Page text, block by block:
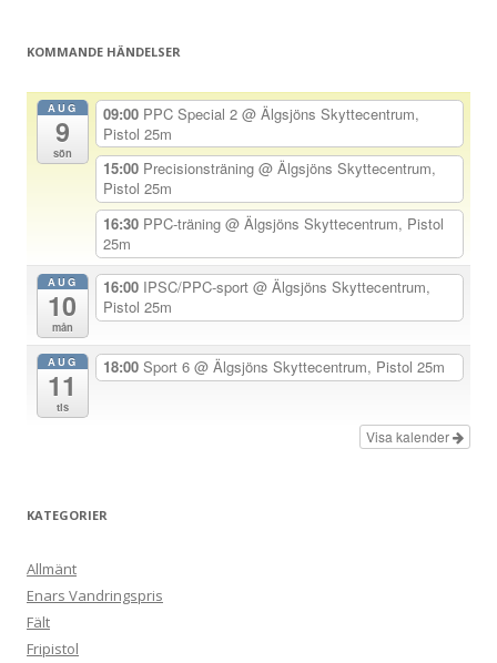
n
n
KOMMANDE HÄNDELSER
AUG
9
sön
09:00 PPC Special 2 @ Älgsjöns Skyttecentrum,
Pistol 25m
15:00 Precisionsträning @ Älgsjöns Skyttecentrum,
Pistol 25m
16:30 PPC-träning @ Älgsjöns Skyttecentrum, Pistol
25m
AUG
10
mån
16:00 IPSC/PPC-sport @ Älgsjöns Skyttecentrum,
Pistol 25m
AUG
11
tis
18:00 Sport 6 @ Älgsjöns Skyttecentrum, Pistol 25m
Visa kalender
KATEGORIER
Allmänt
Enars Vandringspris
Fält
Fripistol